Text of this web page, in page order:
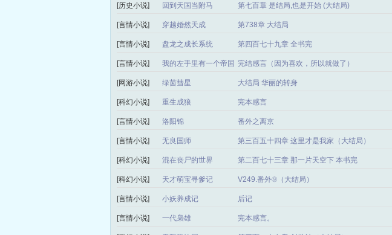
[历史小说] 回到天国当附马 第七百章 是结局,也是开始 (大结局)
[言情小说] 穿越婚然天成 第738章 大结局
[言情小说] 盘龙之成长系统 第四百七十九章 全书完
[言情小说] 我的左手里有一个帝国 完结感言（因为喜欢，所以就做了）
[网游小说] 绿茵彗星 大结局 华丽的转身
[科幻小说] 重生成狼 完本感言
[言情小说] 洛阳锦 番外之离京
[言情小说] 无良国师 第三百五十四章 这里才是我家（大结局）
[科幻小说] 混在丧尸的世界 第二百七十三章 那一片天空下 本书完
[科幻小说] 天才萌宝寻爹记 V249.番外⑨（大结局）
[言情小说] 小妖养成记 后记
[言情小说] 一代枭雄 完本感言。